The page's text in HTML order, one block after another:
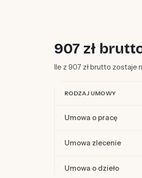
907 zł
Ile z 907 zł brutto zostaje
RODZAJ UMOWY
Umowa o pracę
Umowa zlecenie
Umowa o dzieło